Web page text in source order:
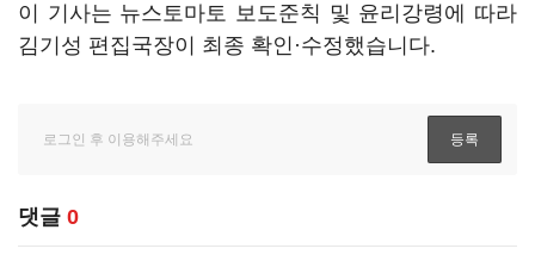
이 기사는 뉴스토마토 보도준칙 및 윤리강령에 따라
김기성 편집국장이 최종 확인·수정했습니다.
댓글 0